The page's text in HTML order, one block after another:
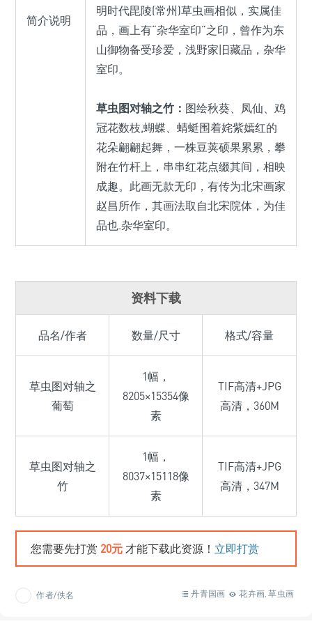
简介说明
明时代毘陵(常州)草虫画相似，实属佳
品，画上有“杂华室印”之印，曾作为东
山御物备受珍爱，浅野家旧藏品，杂华
室印。
草虫图对轴之竹： 图绘秋葵、凤仙、鸡
冠花数枝,蝴蝶、蜻蜓围着姹紫嫣红的
花朵翩翩起舞，一株豆荚硕果累累，攀
附在竹杆上，串串红花点缀其间，相映
成趣。此画无款无印，有传为北宋画家
赵昌所作，其画法取自北宋院体，为佳
品也.杂华室印。
资料下载
品名/作者 数量/尺寸 格式/容量
草虫图对轴之
葡萄
1幅，
8205×15354像
素
TIF高清+JPG
高清，360M
草虫图对轴之
竹
1幅，
8037×15118像
素
TIF高清+JPG
高清，347M
您需要先打赏 20元 才能下载此资源！ 立即打赏
作者/佚名 花卉画,草虫画
丹青国画